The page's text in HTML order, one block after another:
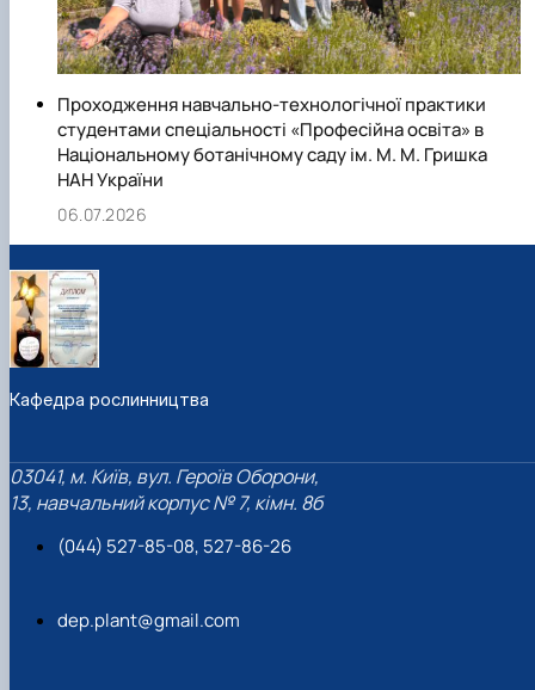
Проходження навчально-технологічної практики
студентами спеціальності «Професійна освіта» в
Національному ботанічному саду ім. М. М. Гришка
НАН України
06.07.2026
Кафедра рослинництва
03041, м. Київ, вул. Героїв Оборони,
13, навчальний корпус № 7, кімн. 8б
(044) 527-85-08, 527-86-26
dep.plant@gmail.com